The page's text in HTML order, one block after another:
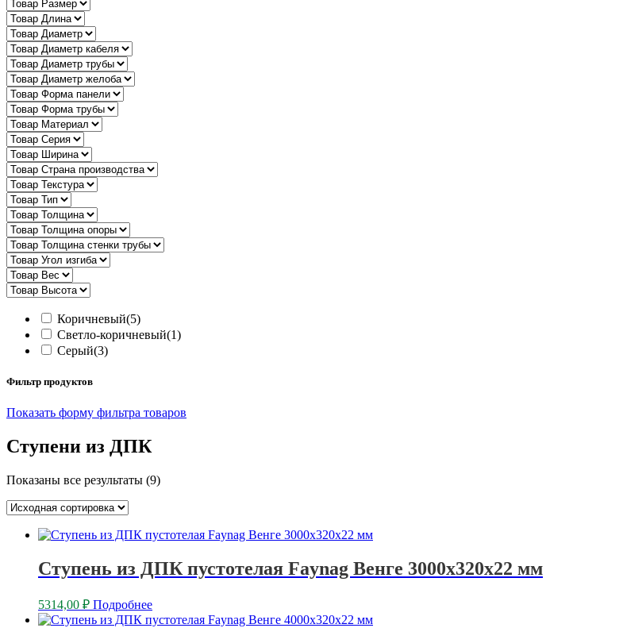
Коричневый(5)
Светло-коричневый(1)
Серый(3)
Фильтр продуктов
Показать форму фильтра товаров
Ступени из ДПК
Показаны все результаты (9)
Ступень из ДПК пустотелая Faynag Венге 3000х320х22 мм
5314,00 ₽ Подробнее